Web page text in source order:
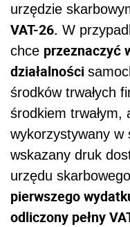
urzędzie
VAT-26. W
chce przeznaczyć
działalności
środków trwałych
środkiem trwałym,
wykorzystywany w
wskazany druk
urzędu skarbowego
pierwszego
odliczony pełny